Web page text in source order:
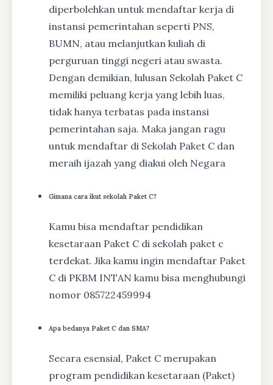
diperbolehkan untuk mendaftar kerja di
instansi pemerintahan seperti PNS,
BUMN, atau melanjutkan kuliah di
perguruan tinggi negeri atau swasta.
Dengan demikian, lulusan Sekolah Paket C
memiliki peluang kerja yang lebih luas,
tidak hanya terbatas pada instansi
pemerintahan saja. Maka jangan ragu
untuk mendaftar di Sekolah Paket C dan
meraih ijazah yang diakui oleh Negara
Gimana cara ikut sekolah Paket C?
Kamu bisa mendaftar pendidikan
kesetaraan Paket C di sekolah paket c
terdekat. Jika kamu ingin mendaftar Paket
C di PKBM INTAN kamu bisa menghubungi
nomor 085722459994
Apa bedanya Paket C dan SMA?
Secara esensial, Paket C merupakan
program pendidikan kesetaraan (Paket)